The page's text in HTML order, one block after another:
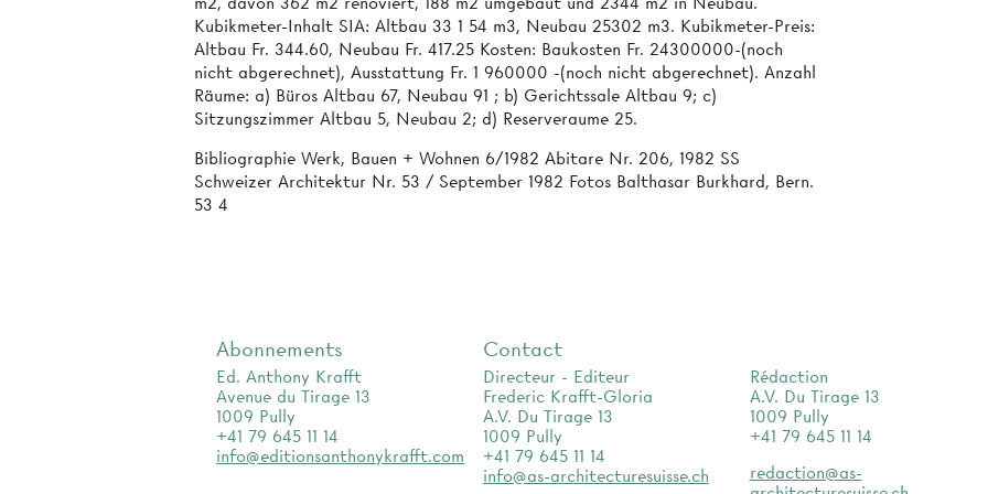
Kubikmeter-Inhalt SIA: Altbau 33 1 54 m3, Neubau 25302 m3. Kubikmeter-Preis:
Altbau Fr. 344.60, Neubau Fr. 417.25 Kosten: Baukosten Fr. 24300000-(noch
nicht abgerechnet), Ausstattung Fr. 1 960000 -(noch nicht abgerechnet). Anzahl
Räume: a) Büros Altbau 67, Neubau 91 ; b) Gerichtssale Altbau 9; c)
Sitzungszimmer Altbau 5, Neubau 2; d) Reserveraume 25.
Bibliographie Werk, Bauen + Wohnen 6/1982 Abitare Nr. 206, 1982 SS
Schweizer Architektur Nr. 53 / September 1982 Fotos Balthasar Burkhard, Bern.
53 4
Abonnements
Ed. Anthony Krafft
Avenue du Tirage 13
1009 Pully
+41 79 645 11 14
info@editionsanthonykrafft.com
Contact
Directeur - Editeur
Frederic Krafft-Gloria
A.V. Du Tirage 13
1009 Pully
+41 79 645 11 14
info@as-architecturesuisse.ch
Rédaction
A.V. Du Tirage 13
1009 Pully
+41 79 645 11 14
redaction@as-